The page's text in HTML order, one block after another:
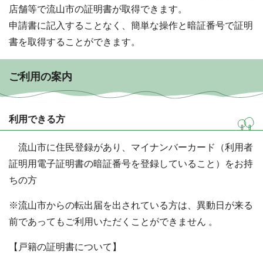
店舗等で流山市の証明書が取得できます。
申請書に記入することなく、簡単な操作と暗証番号で証明
書を取得することができます。
ご利用の案内
利用できる方
流山市に住民登録があり、マイナンバーカード（利用者
証明用電子証明書の暗証番号を登録していること）をお持
ちの方
※流山市からの転出届を出されている方は、異動日が来る
前であってもご利用いただくことができません 。
【戸籍の証明書について】